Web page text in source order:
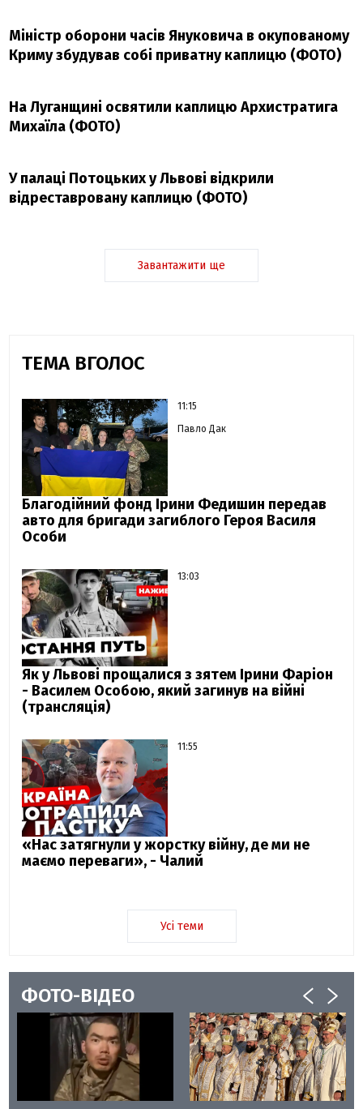
Міністр оборони часів Януковича в окупованому
Криму збудував собі приватну каплицю (ФОТО)
На Луганщині освятили каплицю Архистратига
Михаїла (ФОТО)
У палаці Потоцьких у Львові відкрили
відреставровану каплицю (ФОТО)
Завантажити ще
ТЕМА ВГОЛОС
11:15
Павло Дак
Благодійний фонд Ірини Федишин передав
авто для бригади загиблого Героя Василя
Особи
13:03
Як у Львові прощалися з зятем Ірини Фаріон
- Василем Особою, який загинув на війні
(трансляція)
11:55
«Нас затягнули у жорстку війну, де ми не
маємо переваги», - Чалий
Усі теми
ФОТО-ВІДЕО